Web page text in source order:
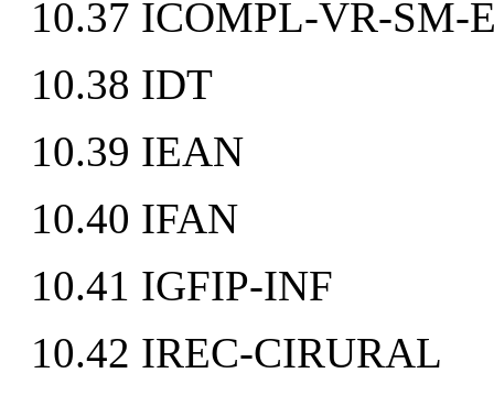
10.37 ICOMPL-VR-SM-
10.38 IDT
10.39 IEAN
10.40 IFAN
10.41 IGFIP-INF
10.42 IREC-CIRURAL